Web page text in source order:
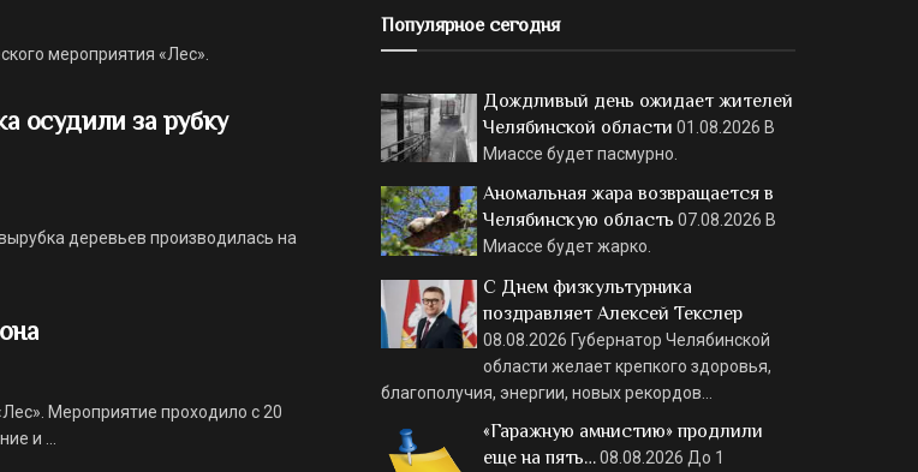
мероприятия «Лес».
осудили за рубку
деревьев производилась на
Мероприятие проходило с 20
и ...
Популярное сегодня
Дождливый день ожидает жителей
Челябинской области 01.08.2026 В
Миассе будет пасмурно.
Аномальная жара возвращается в
Челябинскую область 07.08.2026 В
Миассе будет жарко.
С Днем физкультурника
поздравляет Алексей Текслер
08.08.2026 Губернатор Челябинской
области желает крепкого здоровья,
благополучия, энергии, новых рекордов…
«Гаражную амнистию» продлили
еще на пять…08.08.2026 До 1